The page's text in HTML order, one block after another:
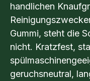
handlichen
Gummi, steht die
nicht. Kratzfest,
geruchsneutral,